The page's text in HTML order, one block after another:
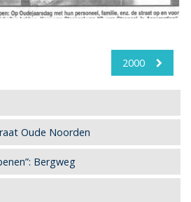
2000
Oude Noorden
Bergweg